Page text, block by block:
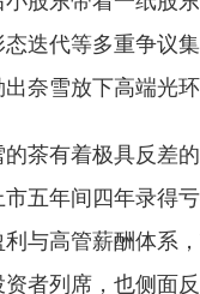
迭代等多重争议
奈雪放下高端光
茶有着极具反差
五年间四年录得
与高管薪酬体系
者列席，也侧面